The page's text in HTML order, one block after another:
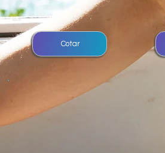
Cotar